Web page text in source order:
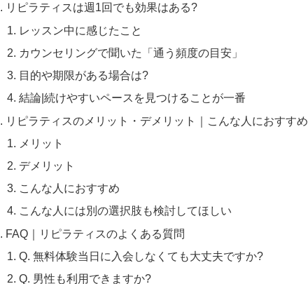
リピラティスは週1回でも効果はある?
レッスン中に感じたこと
カウンセリングで聞いた「通う頻度の目安」
目的や期限がある場合は?
結論|続けやすいペースを見つけることが一番
リピラティスのメリット・デメリット｜こんな人におすすめ
メリット
デメリット
こんな人におすすめ
こんな人には別の選択肢も検討してほしい
FAQ｜リピラティスのよくある質問
Q. 無料体験当日に入会しなくても大丈夫ですか?
Q. 男性も利用できますか?